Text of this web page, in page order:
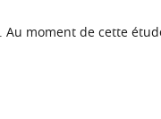
moment de cette